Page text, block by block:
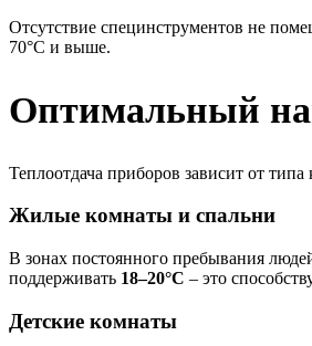
Отсутствие специнструментов не
70°C и выше.
Оптимальный
Теплоотдача приборов зависит от
Жилые комнаты и спальни
В зонах постоянного пребывания
поддерживать 18–20°C – это
Детские комнаты